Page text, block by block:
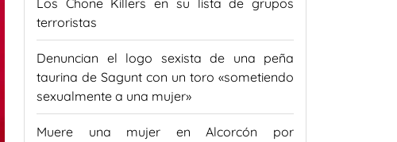
Los Chone Killers en su lista de grupos
terroristas
Denuncian el logo sexista de una peña
taurina de Sagunt con un toro «sometiendo
sexualmente a una mujer»
Muere una mujer en Alcorcón por